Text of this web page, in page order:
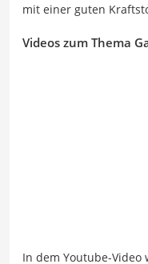
mit einer guten
Videos zum Thema
In dem Youtube-Video